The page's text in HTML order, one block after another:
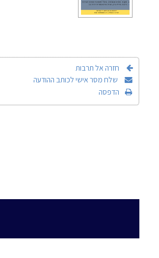
חזרה אל תרבות
שלח מסר אישי לכותב ההודעה
הדפסה